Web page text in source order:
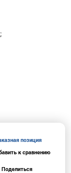
позиция
к сравнению
Поделиться